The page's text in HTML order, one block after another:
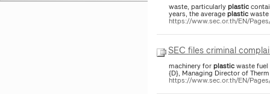
waste, particularlyplastic
years, the averageplastic
https://www.sec.or.th/EN/
SEC files criminal
machinery forplasticwaste
{D}, Managing Director of
https://www.sec.or.th/EN/